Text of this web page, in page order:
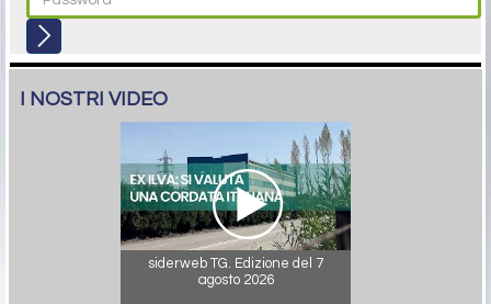
I NOSTRI VIDEO
siderweb TG. Edizione del 7
agosto 2026